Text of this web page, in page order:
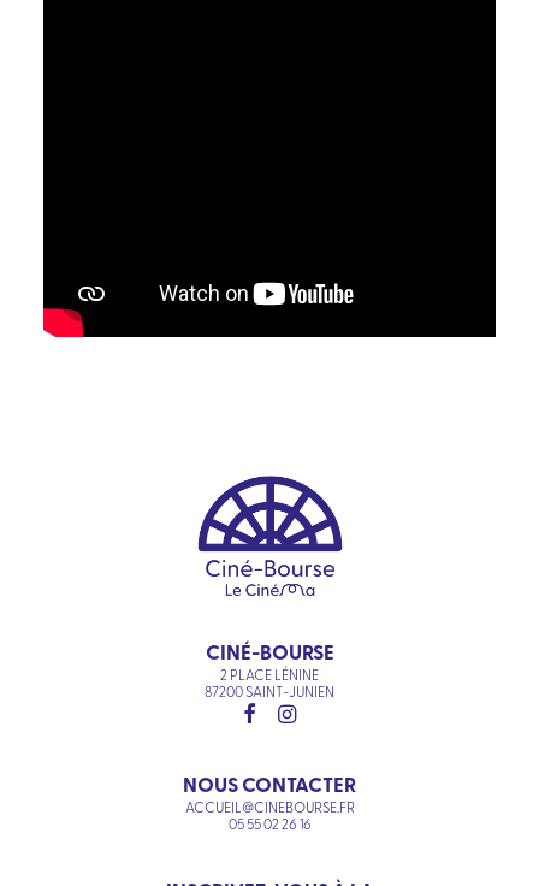
CINÉ-BOURSE
2 PLACE LÉNINE
87200 SAINT-JUNIEN
NOUS CONTACTER
ACCUEIL@CINEBOURSE.FR
05 55 02 26 16